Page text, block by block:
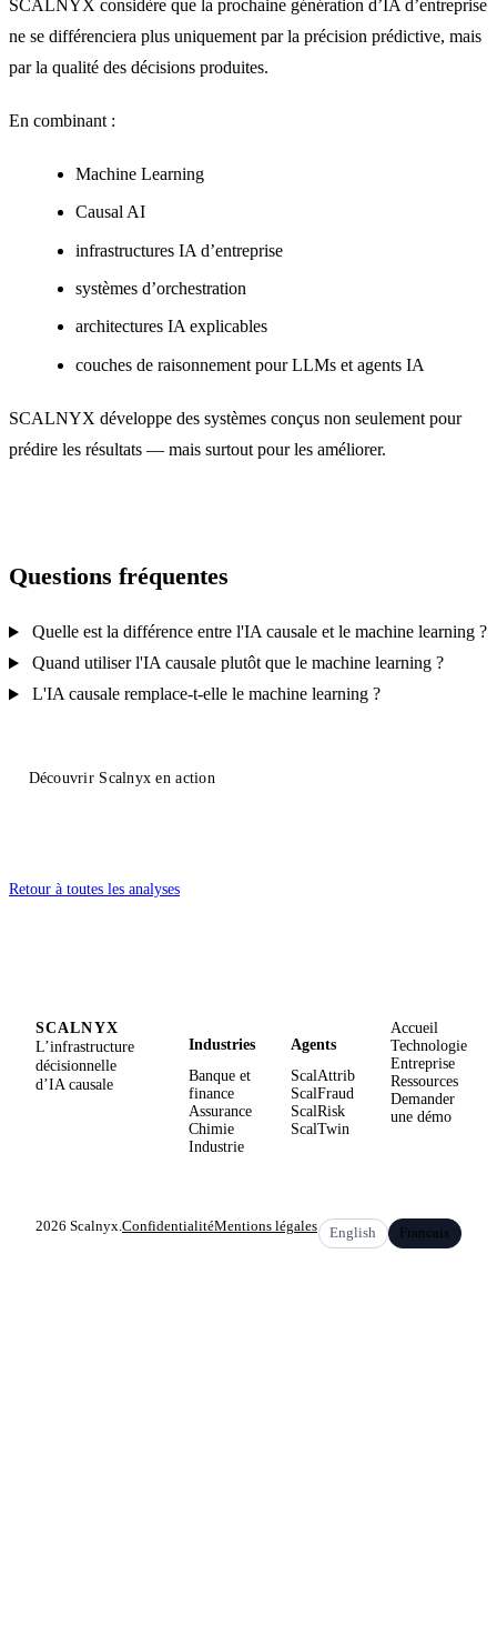
SCALNYX considère que la prochaine génération d’IA d’entreprise
ne se différenciera plus uniquement par la précision prédictive, mais
par la qualité des décisions produites.
En combinant :
Machine Learning
Causal AI
infrastructures IA d’entreprise
systèmes d’orchestration
architectures IA explicables
couches de raisonnement pour LLMs et agents IA
SCALNYX développe des systèmes conçus non seulement pour
prédire les résultats — mais surtout pour les améliorer.
Questions fréquentes
Quelle est la différence entre l'IA causale et le machine learning ?
Quand utiliser l'IA causale plutôt que le machine learning ?
L'IA causale remplace-t-elle le machine learning ?
Découvrir Scalnyx en action
Retour à toutes les analyses
SCALNYX
L’infrastructure
décisionnelle
d’IA causale
Industries
Banque et
finance
Assurance
Chimie
Industrie
Agents
ScalAttrib
ScalFraud
ScalRisk
ScalTwin
Accueil
Technologie
Entreprise
Ressources
Demander
une démo
2026 Scalnyx.ConfidentialitéMentions légales English Francais